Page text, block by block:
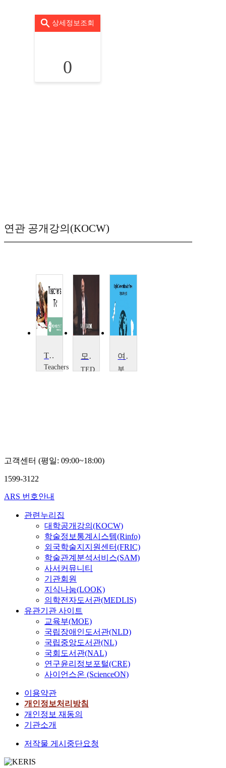
상세정보조회
0
연관 공개강의(KOCW)
The Bolton Museums
Teachers
모세 세프디의 독특함을 건설하다
TED
여행으로 배우는 영어회화
부
고객센터 (평일: 09:00~18:00)
1599-3122
ARS 번호안내
관련누리집
대학공개강의(KOCW)
학술정보통계시스템(Rinfo)
외국학술지지원센터(FRIC)
학술관계분석서비스(SAM)
사서커뮤니티
기관회원
지식나눔(LOOK)
의학전자도서관(MEDLIS)
유관기관 사이트
교육부(MOE)
국립장애인도서관(NLD)
국립중앙도서관(NL)
국회도서관(NAL)
연구윤리정보포털(CRE)
사이언스온 (ScienceON)
이용약관
개인정보처리방침
개인정보 재동의
기관소개
저작물 게시중단요청